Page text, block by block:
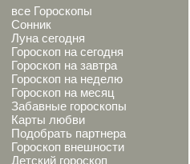
все Гороскопы
Сонник
Луна сегодня
Гороскоп на сегодня
Гороскоп на завтра
Гороскоп на неделю
Гороскоп на месяц
Забавные гороскопы
Карты любви
Подобрать партнера
Гороскоп внешности
Детский гороскоп